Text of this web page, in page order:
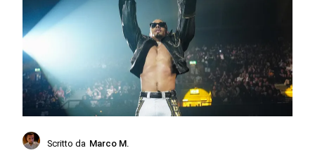
Scritto da Marco M.